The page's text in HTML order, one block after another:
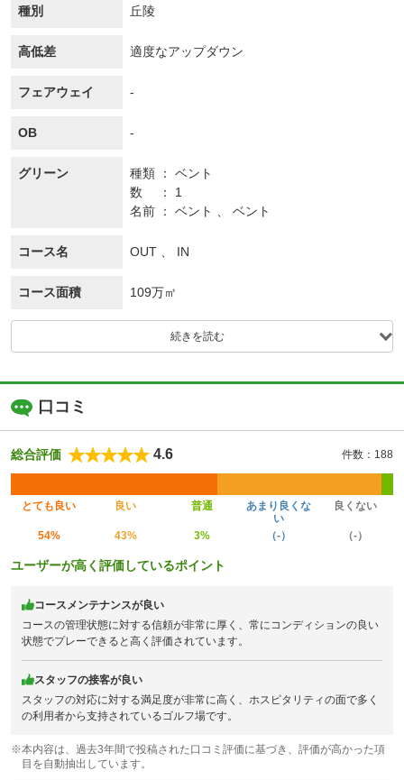
種別 丘陵
高低差 適度なアップダウン
フェアウェイ -
OB -
グリーン 種類
ベント
数
1
名前
ベント 、 ベント
コース名 OUT 、 IN
コース面積 109万㎡
続きを読む
口コミ
総合評価 4.6 件数：188
とても良い 良い 普通
あまり良くな
い
良くない
54% 43% 3% （-） （-）
ユーザーが高く評価しているポイント
コースメンテナンスが良い
コースの管理状態に対する信頼が非常に厚く、常にコンディションの良い
状態でプレーできると高く評価されています。
スタッフの接客が良い
スタッフの対応に対する満足度が非常に高く、ホスピタリティの面で多く
の利用者から支持されているゴルフ場です。
※本内容は、過去3年間で投稿された口コミ評価に基づき、評価が高かった項
目を自動抽出しています。